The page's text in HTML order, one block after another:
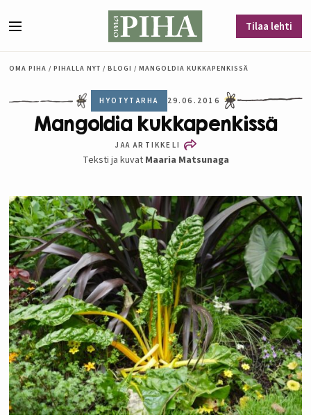
Tilaa lehti
OMA PIHA / PIHALLA NYT / BLOGI / MANGOLDIA KUKKAPENKISSÄ
HYÖTYTARHA 29.06.2016
Mangoldia kukkapenkissä
JAA ARTIKKELI
Teksti ja kuvat Maaria Matsunaga